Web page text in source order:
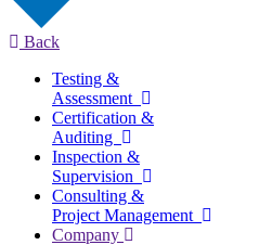
Back
Testing &
Assessment
Certification &
Auditing
Inspection &
Supervision
Consulting &
Project Management
Company